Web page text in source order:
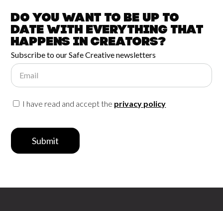
Do you want to be up to
date witheverything that
happens inCreators?
Subscribe to our Safe Creative newsletters
Email
I have read and accept the privacy policy
Submit